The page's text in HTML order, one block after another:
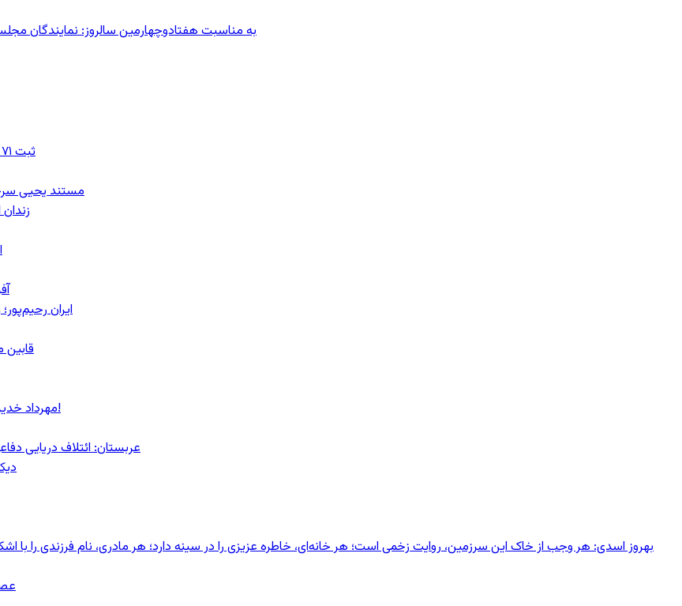
به مناسبت هفتادوچهارمین سالروز: نمایندگان مجلس زار می‌زدند/ تهران در
ثبت ۷۱ اعدام در ژوئیه؛ شمار اعدام‌ها در سال ۲۰۲۶ به دست‌کم ۴۴۴ نفر رسید
مستند یحیی
زندان اردبیل؛
ایران
قابین
مهرداد خدیر: پیام روشن پزشکیان در گفت‌و‌گوی تصویری با مرد نامرئی: من هستم!
عربستان: ائتلاف دریایی
بهروز اسدی: هر وجب از خاک‌ این سرزمین، روایت زخمی است؛ هر خانه‌ای، خاطره عزیزی را در سینه دارد؛ هر مادری، نام فرزندی را با